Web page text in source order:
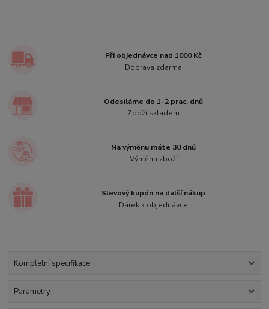
Při objednávce nad 1000 Kč
Doprava zdarma
Odesíláme do 1-2 prac. dnů
Zboží skladem
Na výměnu máte 30 dnů
Výměna zboží
Slevový kupón na další nákup
Dárek k objednávce
Kompletní specifikace
Parametry